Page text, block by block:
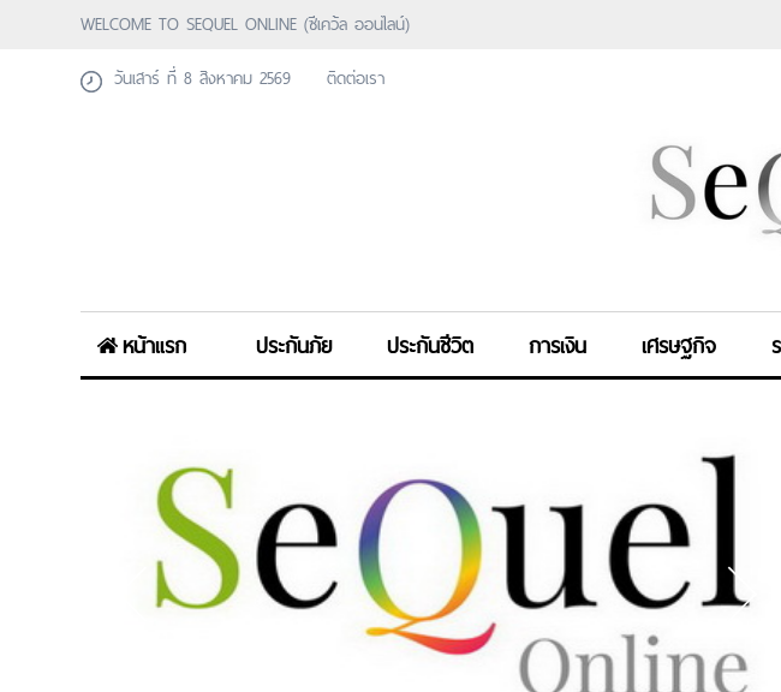
WELCOME TO SEQUEL ONLINE (ซีเคว้ล ออนไลน์)
วันเสาร์ ที่ 8 สิงหาคม 2569
ติดต่อเรา
หน้าแรก ประกันภัย ประกันชีวิต การเงิน เศรษฐกิจ